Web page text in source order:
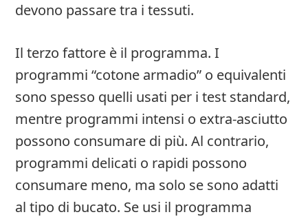
devono passare tra i tessuti.
Il terzo fattore è il programma. I
programmi “cotone armadio” o equivalenti
sono spesso quelli usati per i test standard,
mentre programmi intensi o extra-asciutto
possono consumare di più. Al contrario,
programmi delicati o rapidi possono
consumare meno, ma solo se sono adatti
al tipo di bucato. Se usi il programma